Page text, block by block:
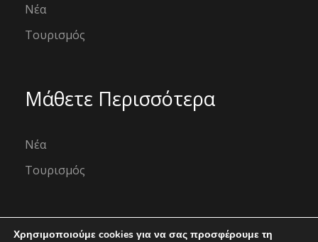
Νέα
Τουρισμός
Μάθετε Περισσότερα
Νέα
Τουρισμός
Χρησιμοποιούμε cookies για να σας προσφέρουμε τη